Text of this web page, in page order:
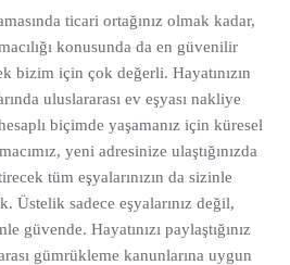
ticari ortağınız olmak kadar,
konusunda da en güvenilir
bizim için çok değerli. Hayatınızın
uluslararası ev eşyası nakliye
biçimde yaşamanız için küresel
yeni adresinize ulaştığınızda
tüm eşyalarınızın da sizinle
Üstelik sadece eşyalarınız değil,
güvende. Hayatınızı paylaştığınız
gümrükleme kanunlarına uygun